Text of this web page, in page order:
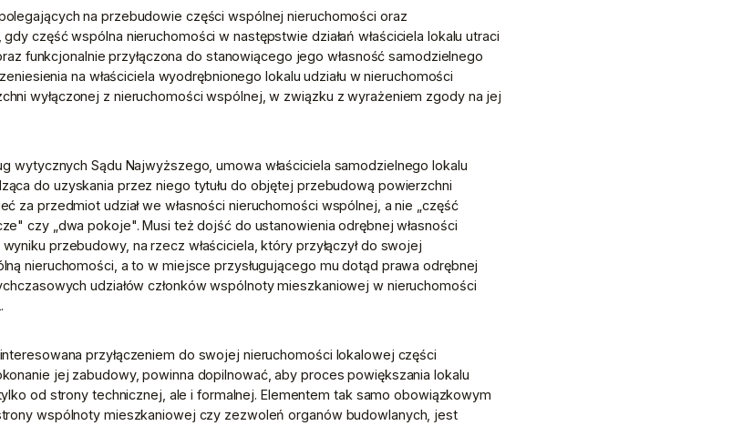
na przebudowie części wspólnej nieruchomości oraz
część wspólna nieruchomości w następstwie działań właściciela lokalu utraci
funkcjonalnie przyłączona do stanowiącego jego własność samodzielnego
na właściciela wyodrębnionego lokalu udziału w nieruchomości
wyłączonej z nieruchomości wspólnej, w związku z wyrażeniem zgody na jej
wytycznych Sądu Najwyższego, umowa właściciela samodzielnego lokalu
do uzyskania przez niego tytułu do objętej przebudową powierzchni
za przedmiot udział we własności nieruchomości wspólnej, a nie „część
czy „dwa pokoje". Musi też dojść do ustanowienia odrębnej własności
przebudowy, na rzecz właściciela, który przyłączył do swojej
nieruchomości, a to w miejsce przysługującego mu dotąd prawa odrębnej
udziałów członków wspólnoty mieszkaniowej w nieruchomości
przyłączeniem do swojej nieruchomości lokalowej części
jej zabudowy, powinna dopilnować, aby proces powiększania lokalu
od strony technicznej, ale i formalnej. Elementem tak samo obowiązkowym
wspólnoty mieszkaniowej czy zezwoleń organów budowlanych, jest